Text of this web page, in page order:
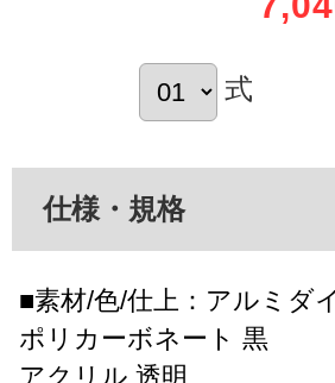
式
仕様・規格
■素材/色/仕上：アルミダ
ポリカーボネート 黒
アクリル 透明